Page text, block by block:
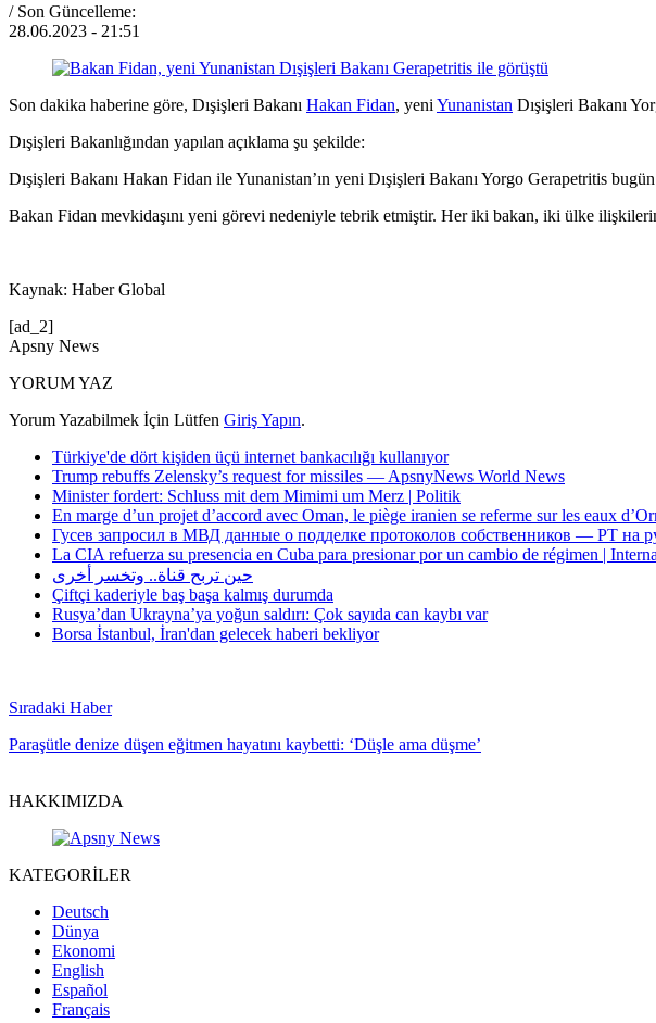
/ Son Güncelleme:
28.06.2023 - 21:51
Son dakika haberine göre, Dışişleri Bakanı Hakan Fidan, yeni Yunanistan Dışişleri Bakanı
Dışişleri Bakanlığından yapılan açıklama şu şekilde:
Dışişleri Bakanı Hakan Fidan ile Yunanistan’ın yeni Dışişleri Bakanı Yorgo Gerapetritis
Bakan Fidan mevkidaşını yeni görevi nedeniyle tebrik etmiştir. Her iki bakan, iki ülke
Kaynak: Haber Global
[ad_2]
Apsny News
YORUM YAZ
Yorum Yazabilmek İçin Lütfen Giriş Yapın.
Türkiye'de dört kişiden üçü internet bankacılığı kullanıyor
Trump rebuffs Zelensky’s request for missiles — ApsnyNews World News
Minister fordert: Schluss mit dem Mimimi um Merz | Politik
En marge d’un projet d’accord avec Oman, le piège iranien se referme sur les eaux
Гусев запросил в МВД данные о подделке протоколов собственников — РТ на
La CIA refuerza su presencia en Cuba para presionar por un cambio de régimen |
حين تربح قناة.. وتخسر أخرى
Çiftçi kaderiyle baş başa kalmış durumda
Rusya’dan Ukrayna’ya yoğun saldırı: Çok sayıda can kaybı var
Borsa İstanbul, İran'dan gelecek haberi bekliyor
Sıradaki Haber
Paraşütle denize düşen eğitmen hayatını kaybetti: ‘Düşle ama düşme’
HAKKIMIZDA
KATEGORİLER
Deutsch
Dünya
Ekonomi
English
Español
Français